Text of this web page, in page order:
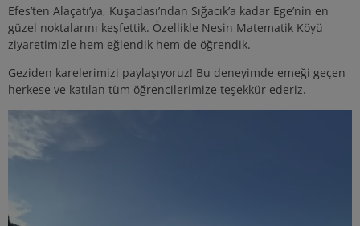
Efes’ten Alaçatı’ya, Kuşadası’ndan Sığacık’a kadar Ege’nin en
güzel noktalarını keşfettik. Özellikle Nesin Matematik Köyü
ziyaretimizle hem eğlendik hem de öğrendik.
Geziden karelerimizi paylaşıyoruz! Bu deneyimde emeği geçen
herkese ve katılan tüm öğrencilerimize teşekkür ederiz.